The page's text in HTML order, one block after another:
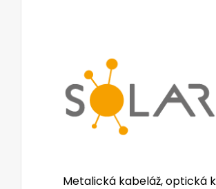
Metalická kabeláž, optická